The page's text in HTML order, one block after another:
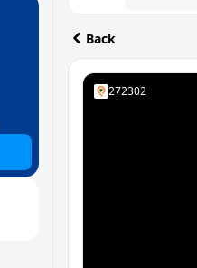
Back
272302